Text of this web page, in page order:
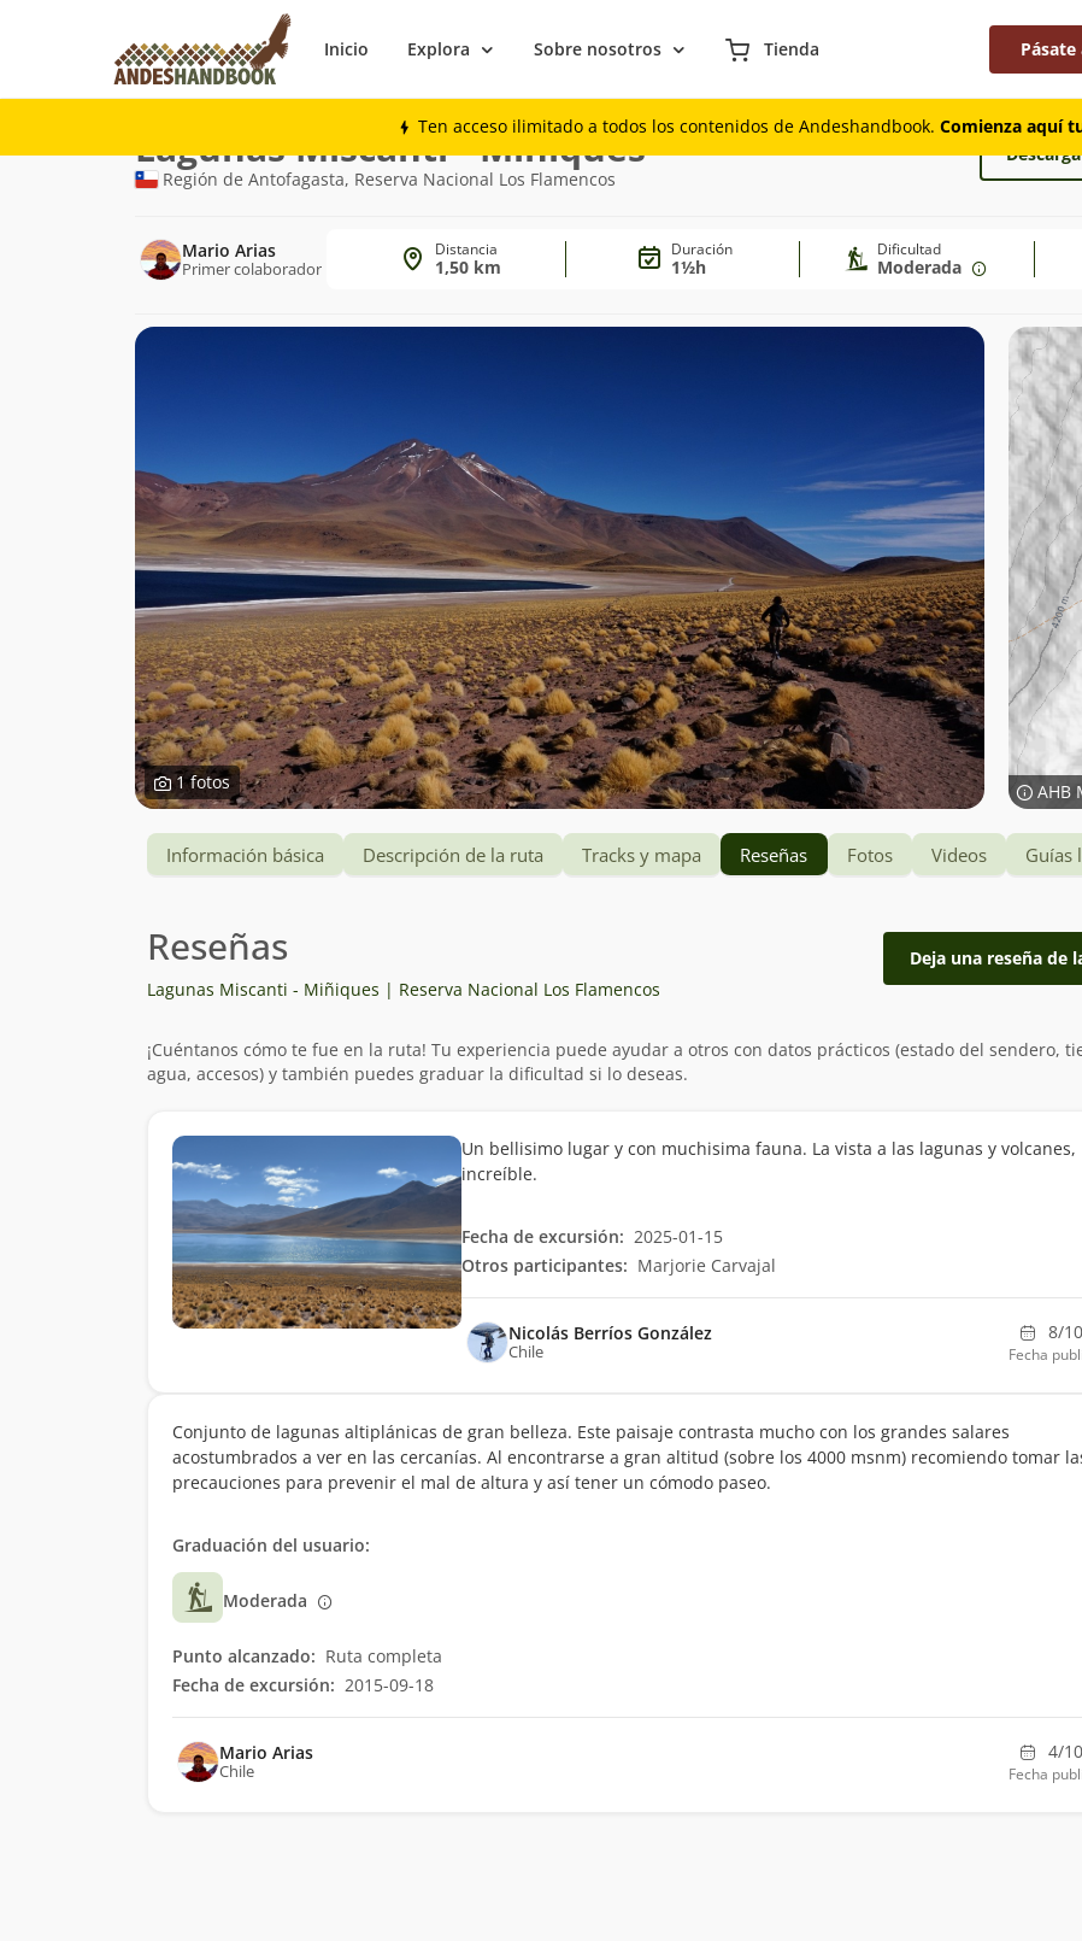
Inicio Explora Sobre nosotros Tienda
Ten acceso ilimitado a todos los contenidos de Andeshandbook. Comienza aquí
Trekking
Ruta
de
Lagunas Miscanti - Miñiques
Región de Antofagasta, Reserva Nacional Los Flamencos
Mario Arias
Primer colaborador
Distancia
1,50 km
Duración
1½h
Dificultad
Moderada
1 fotos AHB
Información básica Descripción de la ruta Tracks y mapa Reseñas Fotos Videos Guías
Reseñas
Lagunas Miscanti - Miñiques | Reserva Nacional Los Flamencos
Deja una reseña de
¡Cuéntanos cómo te fue en la ruta! Tu experiencia puede ayudar a otros con datos prácticos (estado del sendero,
agua, accesos) y también puedes graduar la dificultad si lo deseas.
Un bellisimo lugar y con muchisima fauna. La vista a las lagunas y volcanes,
increíble.
Fecha de excursión: 2025-01-15
Otros participantes: Marjorie Carvajal
Nicolás Berríos González
Chile
8/
Fecha
Conjunto de lagunas altiplánicas de gran belleza. Este paisaje contrasta mucho con los grandes salares
acostumbrados a ver en las cercanías. Al encontrarse a gran altitud (sobre los 4000 msnm) recomiendo tomar
precauciones para prevenir el mal de altura y así tener un cómodo paseo.
Graduación del usuario:
Moderada
Punto alcanzado: Ruta completa
Fecha de excursión: 2015-09-18
Mario Arias
Chile
4/
Fecha